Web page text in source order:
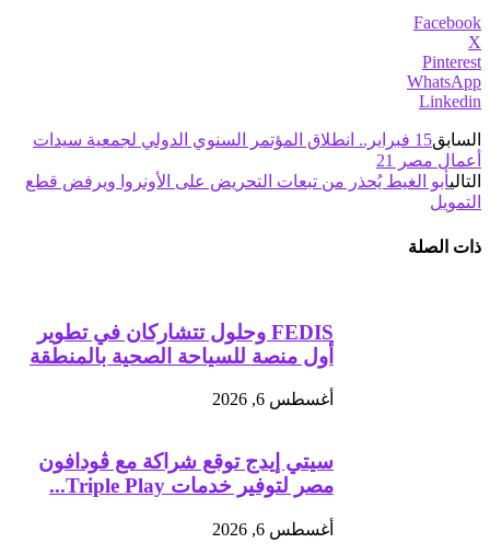
Facebook
X
Pinterest
WhatsApp
Linkedin
السابق
15 فبراير.. انطلاق المؤتمر السنوي الدولي لجمعية سيدات
أعمال مصر 21
التاليأبو الغيط يُحذر من تبعات التحريض على الأونروا ويرفض قطع
التمويل
ذات الصلة
FEDIS وحلول تتشاركان في تطوير
أول منصة للسياحة الصحية بالمنطقة
أغسطس 6, 2026
سيتي إيدج توقع شراكة مع ڤودافون
مصر لتوفير خدمات Triple Play...
أغسطس 6, 2026